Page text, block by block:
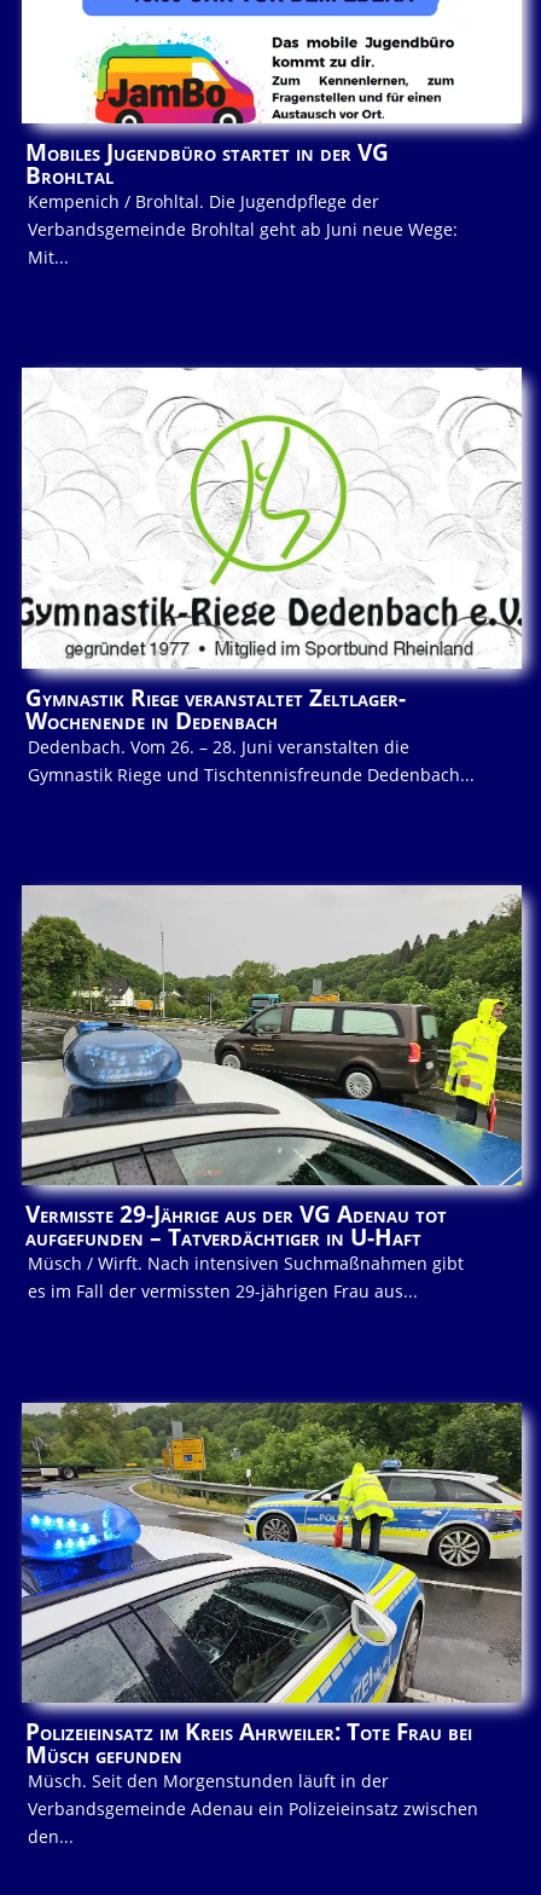
Mobiles Jugendbüro startet in der VG
Brohltal
Kempenich / Brohltal. Die Jugendpflege der
Verbandsgemeinde Brohltal geht ab Juni neue Wege:
Mit...
Gymnastik Riege veranstaltet Zeltlager-
Wochenende in Dedenbach
Dedenbach. Vom 26. – 28. Juni veranstalten die
Gymnastik Riege und Tischtennisfreunde Dedenbach...
Vermisste 29-Jährige aus der VG Adenau tot
aufgefunden – Tatverdächtiger in U-Haft
Müsch / Wirft. Nach intensiven Suchmaßnahmen gibt
es im Fall der vermissten 29-jährigen Frau aus...
Polizeieinsatz im Kreis Ahrweiler: Tote Frau bei
Müsch gefunden
Müsch. Seit den Morgenstunden läuft in der
Verbandsgemeinde Adenau ein Polizeieinsatz zwischen
den...